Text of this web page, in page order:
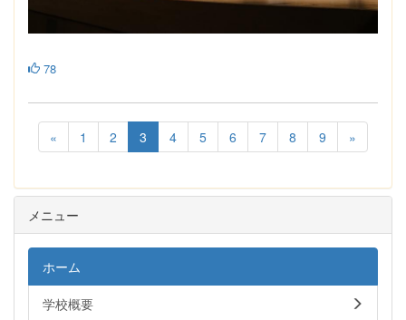
78
« 1 2 3 4 5 6 7 8 9 »
メニュー
ホーム
学校概要